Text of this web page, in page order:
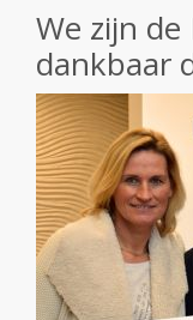
We zijn
dankbaar